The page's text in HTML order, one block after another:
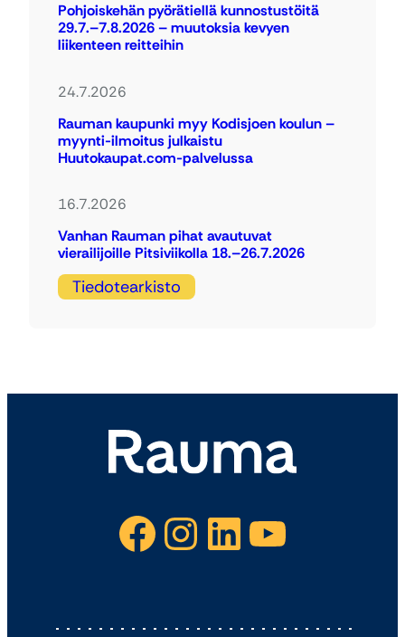
Pohjoiskehän pyörätiellä kunnostustöitä
29.7.–7.8.2026 – muutoksia kevyen
liikenteen reitteihin
24.7.2026
Rauman kaupunki myy Kodisjoen koulun –
myynti-ilmoitus julkaistu
Huutokaupat.com-palvelussa
16.7.2026
Vanhan Rauman pihat avautuvat
vierailijoille Pitsiviikolla 18.–26.7.2026
Tiedotearkisto
Facebook Instagram LinkedIn YouTube